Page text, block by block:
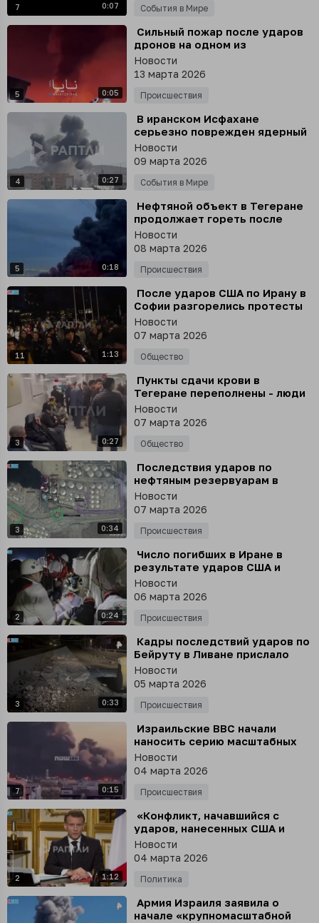
7 0:07 События в Мире
5 0:05
⁣ Сильный пожар после ударов
дронов на одном из
крупнейших
нефтеперерабатывающих
заводов Ирака в провинции
Эрбиль
Новости
13 марта 2026
Происшествия
4 0:27
⁣ В иранском Исфахане
серьезно поврежден ядерный
объект после ударов США и
Израиля - утечки радиации при
этом не зафиксировано
Новости
09 марта 2026
События в Мире
5 0:18
⁣ Нефтяной объект в Тегеране
продолжает гореть после
ударов по нему этой ночью
Новости
08 марта 2026
Происшествия
11 1:13
⁣ После ударов США по Ирану в
Софии разгорелись протесты
против размещения в Болгарии
американских военных баз
Новости
07 марта 2026
Общество
3 0:27
⁣ Пункты сдачи крови в
Тегеране переполнены - люди
стоят в очередях, чтобы
помочь пострадавшим от
американо-израильских
ударов
Новости
07 марта 2026
Общество
3 0:34
⁣ Последствия ударов по
нефтяным резервуарам в
Фуджейре на территории ОАЭ
показаны на спутниковых
снимках
Новости
07 марта 2026
Происшествия
2 0:24
⁣ Число погибших в Иране в
результате ударов США и
Израиля возросло до 1332,
сообщает иранский Красный
Полумесяц
Новости
06 марта 2026
Происшествия
3 0:33
⁣ Кадры последствий ударов по
Бейруту в Ливане прислало
издание Al Mayadeen
специально для РЕН ТВ
Новости
05 марта 2026
Происшествия
7 0:15
⁣ Израильские ВВС начали
наносить серию масштабных
ударов по целям в Тегеране, -
ЦАХАЛ
Новости
04 марта 2026
Происшествия
2 1:12
⁣ «Конфликт, начавшийся с
ударов, нанесенных США и
Израилем по Ирану»
Новости
04 марта 2026
Политика
⁣ Армия Израиля заявила о
начале «крупномасштабной